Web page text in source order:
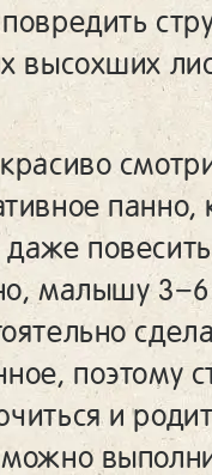
высохших
панно,
повесить
малышу
поэтому
и